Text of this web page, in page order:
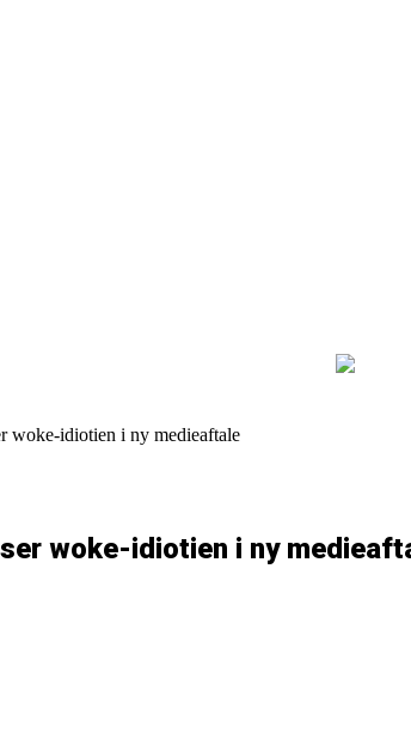
woke-idiotien i ny medieaftale
woke-idiotien i ny